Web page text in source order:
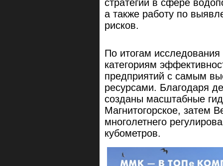
стратегии в сфере
а также работу по
рисков.
По итогам
категориям
предприятий с самым
ресурсами. Благодаря
созданы масштабные
Магнитогорское, затем
многолетнего
кубометров.